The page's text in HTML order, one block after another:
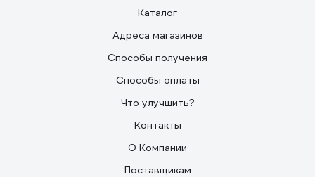
Каталог
Адреса магазинов
Способы получения
Способы оплаты
Что улучшить?
Контакты
О Компании
Поставщикам